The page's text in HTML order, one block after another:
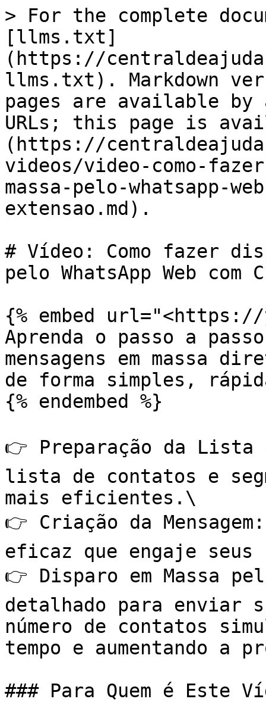
> For the complete
[llms.txt]
(https://
llms.txt). Markdown
pages are available by
URLs; this page is
(https://
videos/video-como-
massa-pelo-whatsapp-
extensao.md).
# Vídeo: Como fazer
pelo WhatsApp Web
{% embed url="<https://
Aprenda o passo a
mensagens em massa
de forma simples,
{% endembed %}
👉 Preparação da Lista
lista de contatos e
mais eficientes.\
👉 Criação da
eficaz que engaje
👉 Disparo em Massa
detalhado para enviar
número de contatos
tempo e aumentando a
### Para Quem é Este